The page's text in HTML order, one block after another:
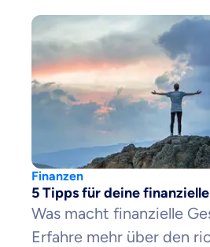
Finanzen
5 Tipps für deine
Was macht finanzielle
Erfahre mehr über den
Versicherung
Versicherung
Zahnzusatz